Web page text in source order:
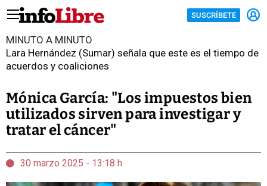
SUSCRÍBETE
MINUTO A MINUTO
Lara Hernández (Sumar) señala que este es el tiempo de
acuerdos y coaliciones
Mónica García: "Los impuestos bien
utilizados sirven para investigar y
tratar el cáncer"
30 marzo 2025 - 13:18 h